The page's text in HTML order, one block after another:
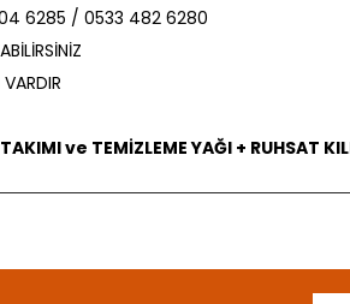
6285 / 0533 482 6280
TAKIMI ve TEMİZLEME YAĞI +